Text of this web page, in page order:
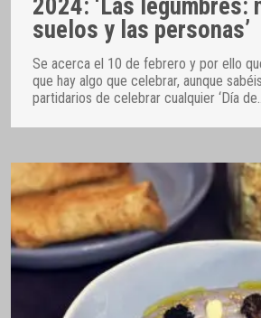
2024: ‘Las legumbres:
suelos y las personas’
Se acerca el 10 de febrero y por ello
que hay algo que celebrar, aunque
partidarios de celebrar cualquier ‘Día